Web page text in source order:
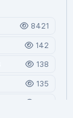
8421
142
138
135